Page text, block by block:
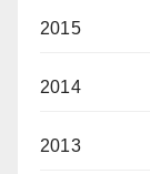
2015
2014
2013